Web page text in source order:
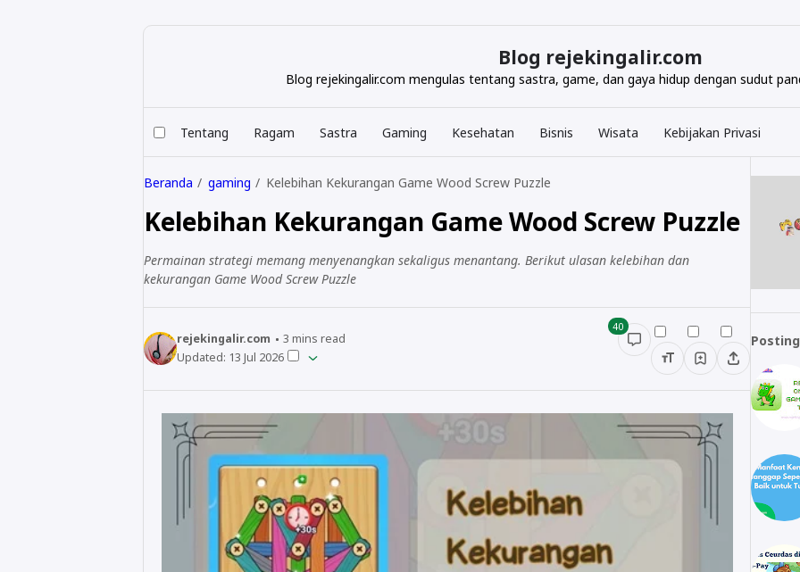
Blog rejekingalir.com
Blog rejekingalir.com mengulas tentang sastra, game, dan gaya hidup dengan sudut
Tentang Ragam Sastra Gaming Kesehatan Bisnis Wisata Kebijakan Privasi
Beranda gaming Kelebihan Kekurangan Game Wood Screw Puzzle
Kelebihan Kekurangan Game Wood Screw Puzzle
Permainan strategi memang menyenangkan sekaligus menantang. Berikut ulasan kelebihan dan
kekurangan Game Wood Screw Puzzle
rejekingalir.com 3 mins read
Updated: 13 Jul 2026
40